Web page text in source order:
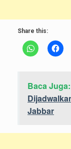
Share this:
Baca Juga:
Jabbar